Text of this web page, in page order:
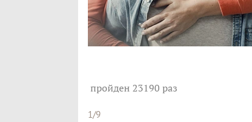
пройден 23190 раз
1/9